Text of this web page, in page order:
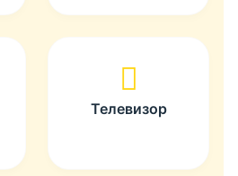
Телевизор